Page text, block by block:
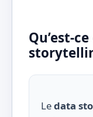
Qu’est-
Ledata